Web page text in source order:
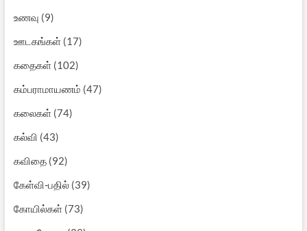
உணவு (9)
ஊடகங்கள்(17)
கதைகள்(102)
கம்பராமாயணம் (47)
கலைகள்(74)
கல்வி (43)
கவிதை(92)
கேள்வி-பதில்(39)
கோயில்கள்(73)